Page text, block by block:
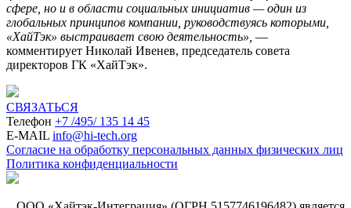
сфере, но и в области социальных инициатив — один из
глобальных принципов компании, руководствуясь которыми,
«ХайТэк» выстраивает свою деятельность», —
комментирует Николай Ивенев, председатель совета
директоров ГК «ХайТэк».
СВЯЗАТЬСЯ
Телефон +7 /495/ 135 14 45
E-MAIL info@hi-tech.org
Согласие на обработку персональных данных физических лиц
Политика конфиденциальности